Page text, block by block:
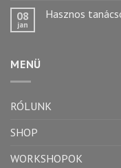
08
jan
Hasznos
MENÜ
RÓLUNK
SHOP
WORKSHOPOK